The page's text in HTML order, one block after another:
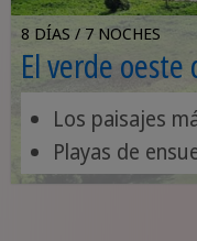
8 DÍAS / 7 NOCHES
El verde oeste
Los paisajes
Playas de
Jardines de